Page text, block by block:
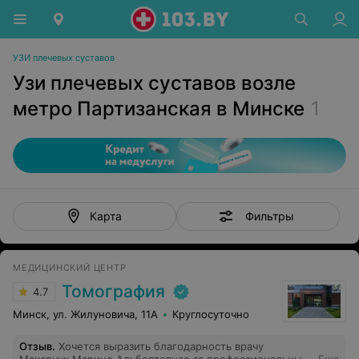
УЗИ плечевых суставов
Узи плечевых суставов возле
метро Партизанская в Минске 1
Карта Фильтры
МЕДИЦИНСКИЙ ЦЕНТР
4.7 Томография
Минск, ул. Жилуновича, 11А Круглосуточно
Отзыв. Хочется выразить благодарность врачу